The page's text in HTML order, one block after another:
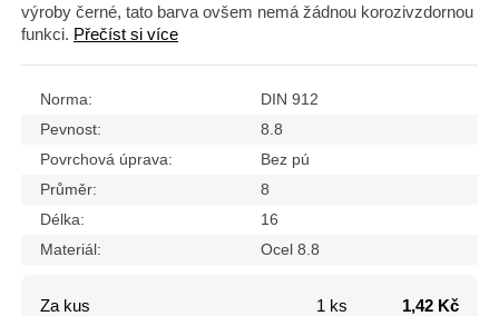
výroby černé, tato barva ovšem nemá žádnou korozivzdornou
funkci. Přečíst si více
Norma:
DIN 912
Pevnost:
8.8
Povrchová úprava:
Bez pú
Průměr:
8
Délka:
16
Materiál:
Ocel 8.8
Za kus 1 ks
1,42 Kč